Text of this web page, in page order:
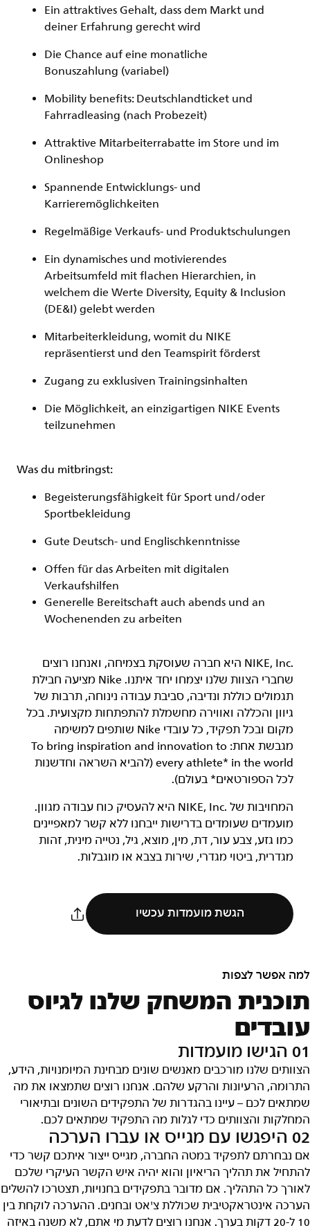
Ein attraktives Gehalt, dass dem Markt und
deiner Erfahrung gerecht wird
Die Chance auf eine monatliche
Bonuszahlung (variabel)
Mobility benefits: Deutschlandticket und
Fahrradleasing (nach Probezeit)
Attraktive Mitarbeiterrabatte im Store und im
Onlineshop
Spannende Entwicklungs- und
Karrieremöglichkeiten
Regelmäßige Verkaufs- und Produktschulungen
Ein dynamisches und motivierendes
Arbeitsumfeld mit flachen Hierarchien, in
welchem die Werte Diversity, Equity & Inclusion
(DE&I) gelebt werden
Mitarbeiterkleidung, womit du NIKE
repräsentierst und den Teamspirit förderst
Zugang zu exklusiven Trainingsinhalten
Die Möglichkeit, an einzigartigen NIKE Events
teilzunehmen
Was du mitbringst:
Begeisterungsfähigkeit für Sport und/oder
Sportbekleidung
Gute Deutsch- und Englischkenntnisse
Offen für das Arbeiten mit digitalen
Verkaufshilfen
Generelle Bereitschaft auch abends und an
Wochenenden zu arbeiten
‏NIKE, Inc.‎ היא חברה שעוסקת בצמיחה, ואנחנו רוצים
שחברי הצוות שלנו יצמחו יחד איתנו. Nike מציעה חבילת
תגמולים כוללת ונדיבה, סביבת עבודה נינוחה, תרבות של
גיוון והכללה ואווירה מחשמלת להתפתחות מקצועית. בכל
מקום ובכל תפקיד, כל עובדי Nike שותפים למשימה
מגבשת אחת: To bring inspiration and innovation to
every athlete* in the world (להביא השראה וחדשנות
לכל הספורטאים* בעולם).
המחויבות של NIKE, Inc.‎ היא להעסיק כוח עבודה מגוון.
מועמדים שעומדים בדרישות ייבחנו ללא קשר למאפיינים
כמו גזע, צבע עור, דת, מין, מוצא, גיל, נטייה מינית, זהות
מגדרית, ביטוי מגדרי, שירות בצבא או מוגבלות.
הגשת מועמדות עכשיו
למה אפשר לצפות
תוכנית המשחק שלנו לגיוס
עובדים
01 הגישו מועמדות
הצוותים שלנו מורכבים מאנשים שונים מבחינת המיומנויות, הידע,
התרומה, הרעיונות והרקע שלהם. אנחנו רוצים שתמצאו את מה
שמתאים לכם – עיינו בהגדרות של התפקידים השונים ובתיאורי
המחלקות והצוותים כדי לגלות מה התפקיד שמתאים לכם.
02 היפגשו עם מגייס או עברו הערכה
אם נבחרתם לתפקיד במטה החברה, מגייס ייצור איתכם קשר כדי
להתחיל את תהליך הריאיון והוא יהיה איש הקשר העיקרי שלכם
לאורך כל התהליך. אם מדובר בתפקידים בחנויות, תצטרכו להשלים
הערכה אינטראקטיבית שכוללת צ'אט ובחנים. ההערכה לוקחת בין
10 ל-20 דקות בערך. אנחנו רוצים לדעת מי אתם, לא משנה באיזה